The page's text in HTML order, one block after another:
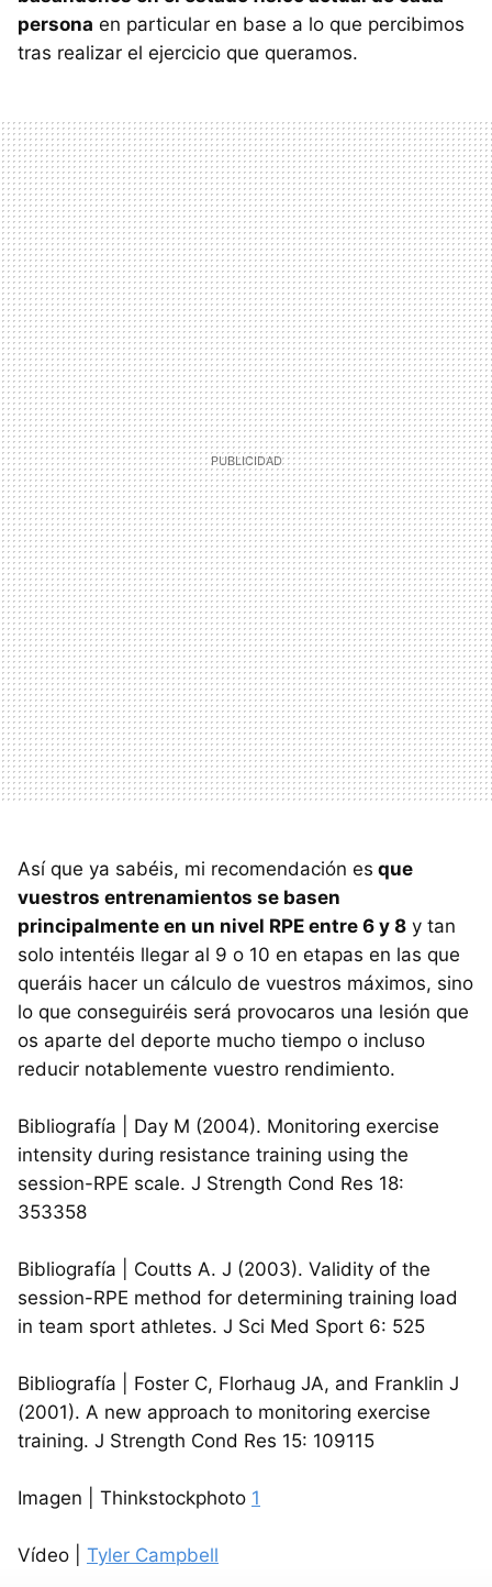
persona en particular en base a lo que percibimos
tras realizar el ejercicio que queramos.
Así que ya sabéis, mi recomendación es que
vuestros entrenamientos se basen
principalmente en un nivel RPE entre 6 y 8 y tan
solo intentéis llegar al 9 o 10 en etapas en las que
queráis hacer un cálculo de vuestros máximos, sino
lo que conseguiréis será provocaros una lesión que
os aparte del deporte mucho tiempo o incluso
reducir notablemente vuestro rendimiento.
Bibliografía | Day M (2004). Monitoring exercise
intensity during resistance training using the
session-RPE scale. J Strength Cond Res 18:
353358
Bibliografía | Coutts A. J (2003). Validity of the
session-RPE method for determining training load
in team sport athletes. J Sci Med Sport 6: 525
Bibliografía | Foster C, Florhaug JA, and Franklin J
(2001). A new approach to monitoring exercise
training. J Strength Cond Res 15: 109115
Imagen | Thinkstockphoto 1
Vídeo | Tyler Campbell